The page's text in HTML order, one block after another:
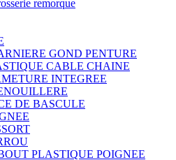
remorque
GOND PENTURE
CABLE CHAINE
INTEGREE
DE BASCULE
PLASTIQUE POIGNEE